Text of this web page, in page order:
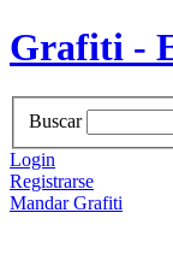
Grafiti -
Buscar
Login
Registrarse
Mandar Grafiti